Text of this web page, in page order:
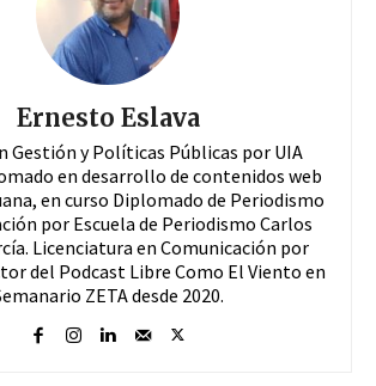
Ernesto Eslava
Gestión y Políticas Públicas por UIA
en desarrollo de contenidos web
en curso Diplomado de Periodismo
por Escuela de Periodismo Carlos
Licenciatura en Comunicación por
del Podcast Libre Como El Viento en
ZETA desde 2020.